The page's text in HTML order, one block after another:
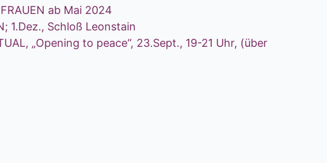
ab Mai 2024
1.Dez., Schloß Leonstain
„Opening to peace“, 23.Sept., 19-21 Uhr, (über